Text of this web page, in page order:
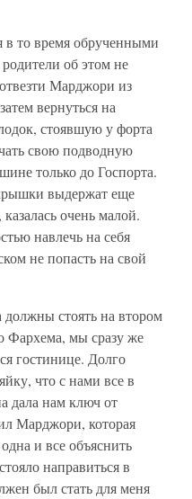
то время обрученными
об этом не
Марджори из
вернуться на
стоявшую у форта
свою подводную
только до Госпорта.
выдержат еще
очень малой.
навлечь на себя
не попасть на свой
стоять на втором
Фархема, мы сразу же
гостинице. Долго
что с нами все в
дала нам ключ от
Марджори, которая
и все объяснить
направиться в
был стать для меня